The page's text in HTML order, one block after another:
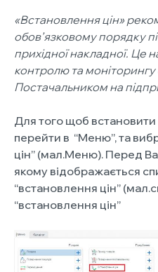
«Встановлення цін»
обов’язковому порядку
прихідної накладної. Це
контролю та
Постачальником на
Для того щоб встановити
перейти в “Меню”, та
цін” (мал.Меню). Перед
якому відображається
“встановлення цін”
“встановлення цін”